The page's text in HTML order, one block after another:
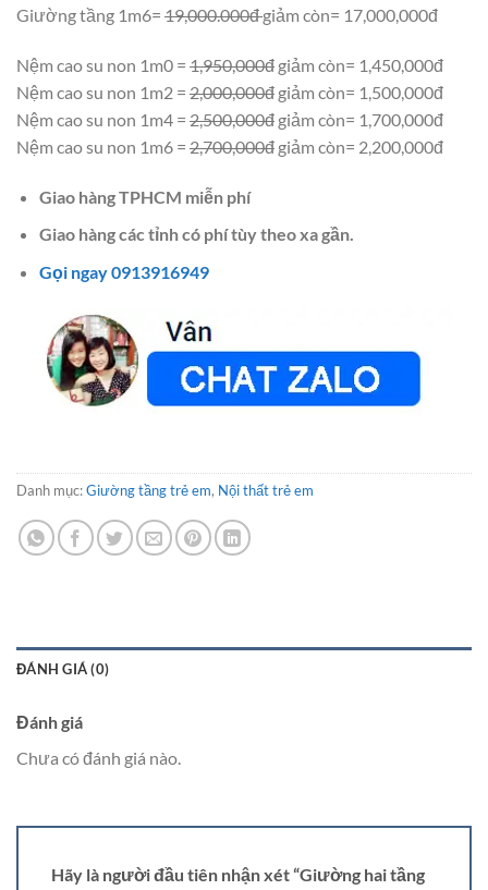
Giường tầng 1m6= 19,000.000đgiảm còn= 17,000,000đ
Nệm cao su non 1m0 = 1,950,000đ giảm còn= 1,450,000đ
Nệm cao su non 1m2 = 2,000,000đ giảm còn= 1,500,000đ
Nệm cao su non 1m4 = 2,500,000đ giảm còn= 1,700,000đ
Nệm cao su non 1m6 = 2,700,000đ giảm còn= 2,200,000đ
Giao hàng TPHCM miễn phí
Giao hàng các tỉnh có phí tùy theo xa gần.
Gọi ngay 0913916949
Danh mục:Giường tầng trẻ em, Nội thất trẻ em
ĐÁNH GIÁ (0)
Đánh giá
Chưa có đánh giá nào.
Hãy là người đầu tiên nhận xét “Giường hai tầng